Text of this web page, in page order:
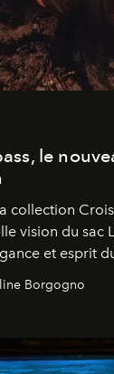
le
collection
vision du sac
et esprit
Borgogno